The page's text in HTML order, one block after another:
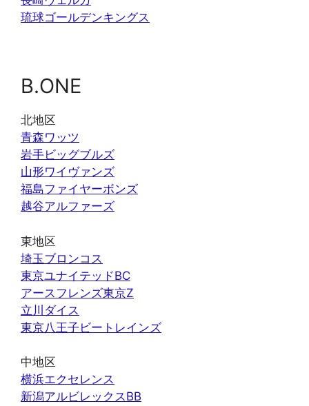
琉球ゴールデンキングス
B.ONE
北地区
青森ワッツ
岩手ビッグブルズ
山形ワイヴァンズ
福島ファイヤーボンズ
越谷アルファーズ
東地区
埼玉ブロンコス
東京ユナイテッドBC
アースフレンズ東京Z
立川ダイス
東京八王子ビートレインズ
中地区
横浜エクセレンス
新潟アルビレックスBB